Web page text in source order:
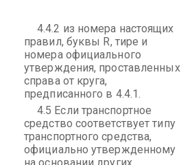
4.4.2 из номера настоящих
правил, буквы R, тире и
номера официального
утверждения, проставленных
справа от круга,
предписанного в 4.4.1.
4.5 Если транспортное
средство соответствует типу
транспортного средства,
официально утвержденному
на основании других